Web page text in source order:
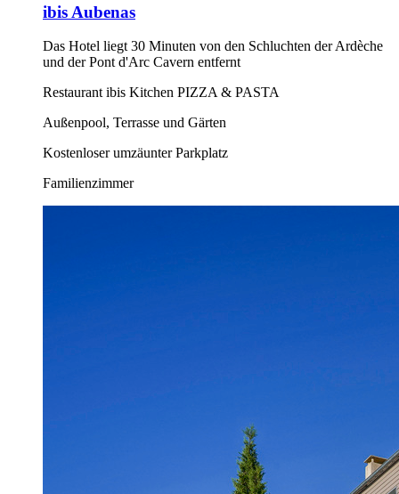
ibis Aubenas
Das Hotel liegt 30 Minuten von den Schluchten der Ardèche
und der Pont d'Arc Cavern entfernt
Restaurant ibis Kitchen PIZZA & PASTA
Außenpool, Terrasse und Gärten
Kostenloser umzäunter Parkplatz
Familienzimmer